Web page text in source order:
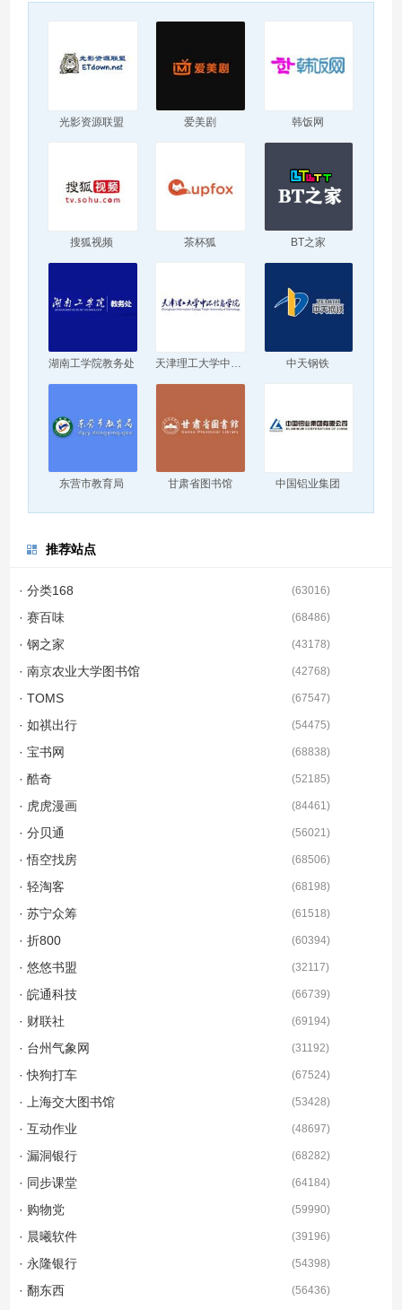
光影资源联盟 爱美剧 韩饭网
搜狐视频 茶杯狐 BT之家
湖南工学院教务处 中天钢铁
东营市教育局 甘肃省图书馆 中国铝业集团
推荐站点
· 分类168 (63016)
· 赛百味 (68486)
· 钢之家 (43178)
· 南京农业大学图书馆 (42768)
· TOMS (67547)
· 如祺出行 (54475)
· 宝书网 (68838)
· 酷奇 (52185)
· 虎虎漫画 (84461)
· 分贝通 (56021)
· 悟空找房 (68506)
· 轻淘客 (68198)
· 苏宁众筹 (61518)
· 折800 (60394)
· 悠悠书盟 (32117)
· 皖通科技 (66739)
· 财联社 (69194)
· 台州气象网 (31192)
· 快狗打车 (67524)
· 上海交大图书馆 (53428)
· 互动作业 (48697)
· 漏洞银行 (68282)
· 同步课堂 (64184)
· 购物党 (59990)
· 晨曦软件 (39196)
· 永隆银行 (54398)
· 翻东西 (56436)